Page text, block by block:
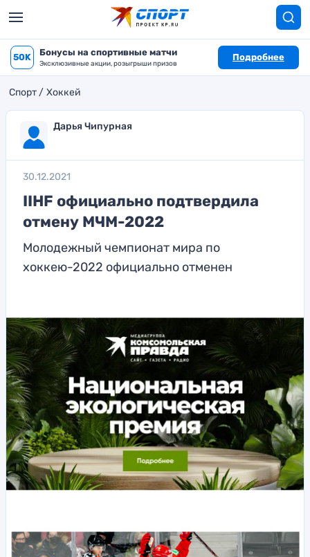
50K Бонусы на спортивные матчи
Эксклюзивные акции, розыгрыши призов
Подробнее
Спорт Хоккей
Дарья Чипурная
30.12.2021
IIHF официально подтвердила
отмену МЧМ-2022
Молодежный чемпионат мира по
хоккею-2022 официально отменен